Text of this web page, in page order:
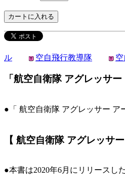
ル
空自飛行教導隊
「航空自衛隊 アグレッサ
●「 航空自衛隊 アグレッサー ア
【 航空自衛隊 アグレッサ
●本書は2020年6月にリリースし